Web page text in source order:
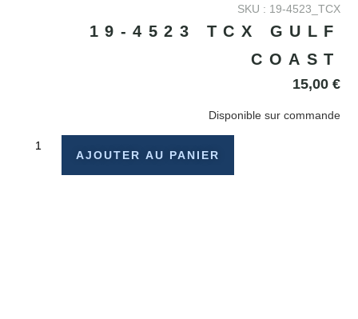
SKU : 19-4523_TCX
19-4523 TCX GULF
COAST
15,00 €
Disponible sur commande
AJOUTER AU PANIER